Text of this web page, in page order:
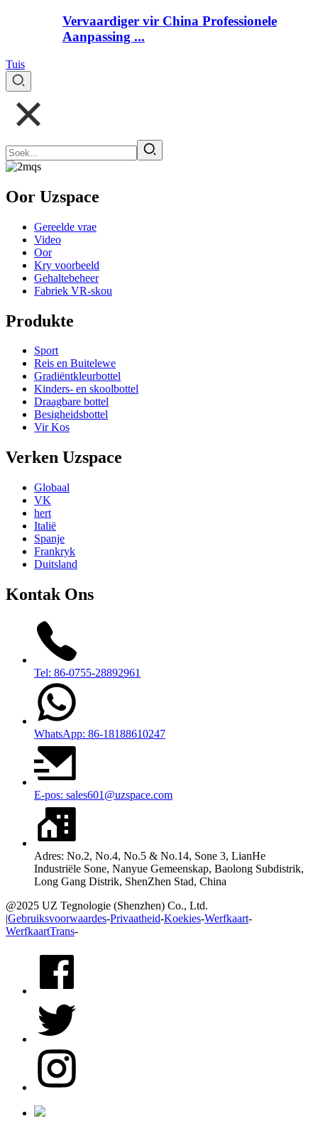
Vervaardiger vir China Professionele
Aanpassing ...
Tuis
Oor Uzspace
Gereelde vrae
Video
Oor
Kry voorbeeld
Gehaltebeheer
Fabriek VR-skou
Produkte
Sport
Reis en Buitelewe
Gradiëntkleurbottel
Kinders- en skoolbottel
Draagbare bottel
Besigheidsbottel
Vir Kos
Verken Uzspace
Globaal
VK
hert
Italië
Spanje
Frankryk
Duitsland
Kontak Ons
Tel: 86-0755-28892961
WhatsApp: 86-18188610247
E-pos: sales601@uzspace.com
Adres: No.2, No.4, No.5 & No.14, Sone 3, LianHe
Industriële Sone, Nanyue Gemeenskap, Baolong Subdistrik,
Long Gang Distrik, ShenZhen Stad, China
@2025 UZ Tegnologie (Shenzhen) Co., Ltd.
|Gebruiksvoorwaardes-Privaatheid-Koekies-Werfkaart-
WerfkaartTrans-